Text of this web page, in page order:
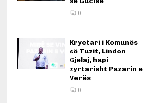
0
Kryetari i Komunës
së Tuzit, Lindon
Gjelaj, hapi
zyrtarisht Pazarin e
Verës
0